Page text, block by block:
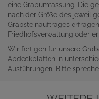
eine Grabumfassung. Die
nach der Größe des
Grabsteinauftrages
Friedhofsverwaltung oder
Wir fertigen für unsere
Abdeckplatten in
Ausführungen. Bitte